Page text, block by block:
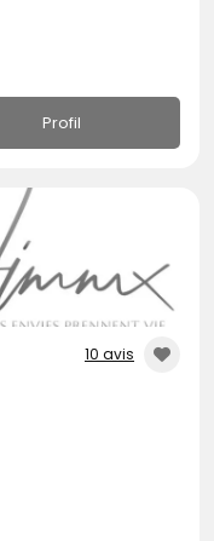
Profil
10 avis